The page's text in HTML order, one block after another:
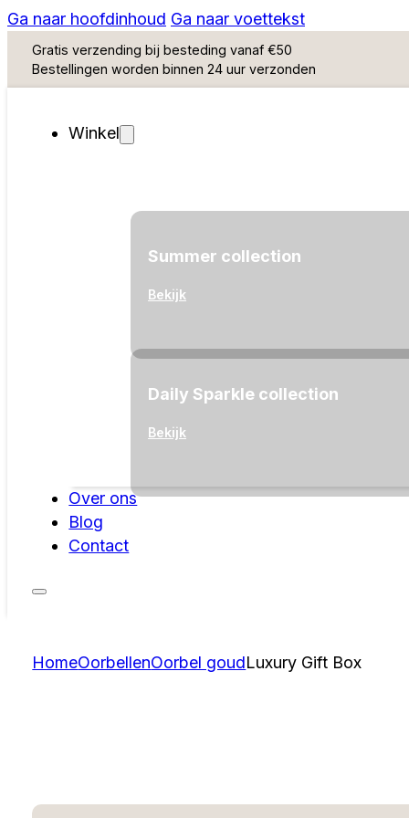
Ga naar hoofdinhoud Ga naar voettekst
Gratis verzending bij besteding vanaf €50
Bestellingen worden binnen 24 uur verzonden
Winkel
Summer collection
Bekijk
Daily Sparkle collection
Bekijk
Over ons
Blog
Contact
HomeOorbellenOorbel goudLuxury Gift Box